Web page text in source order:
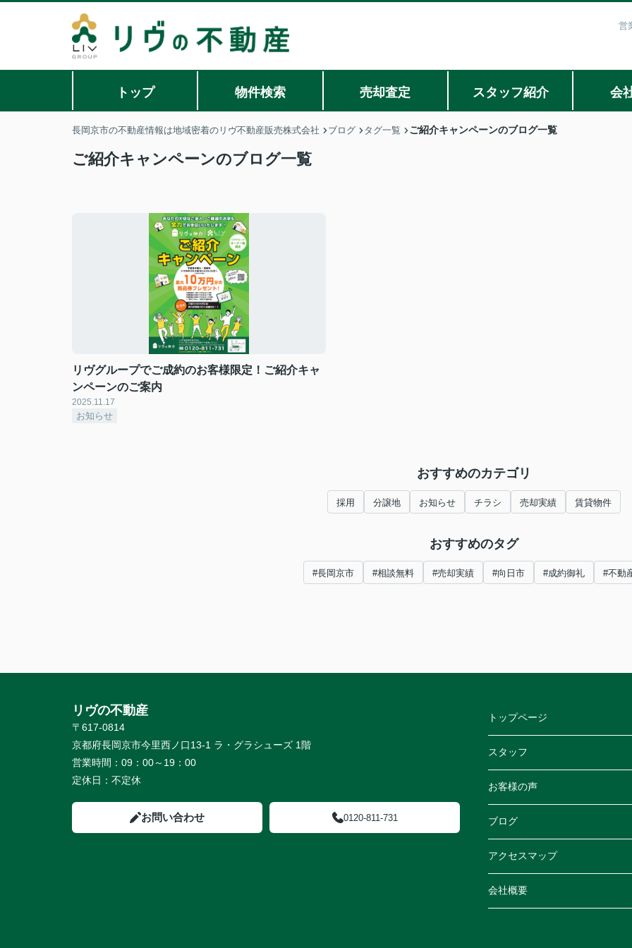
営
トップ 物件検索 売却査定 スタッフ紹介 会
長岡京市の不動産情報は地域密着のリヴ不動産販売株式会社 ブログ タグ一覧 ご紹介キャンペーンのブログ一覧
ご紹介キャンペーンのブログ一覧
リヴグループでご成約のお客様限定！ご紹介キャ
ンペーンのご案内
2025.11.17
お知らせ
おすすめのカテゴリ
採用 分譲地 お知らせ チラシ 売却実績 賃貸物件
おすすめのタグ
#長岡京市 #相談無料 #売却実績 #向日市 #成約御礼 #不動
リヴの不動産
〒617-0814
京都府長岡京市今里西ノ口13-1 ラ・グラシューズ 1階
営業時間： 09：00～19：00
定休日： 不定休
お問い合わせ 0120-811-731
トップページ
スタッフ
お客様の声
ブログ
アクセスマップ
会社概要